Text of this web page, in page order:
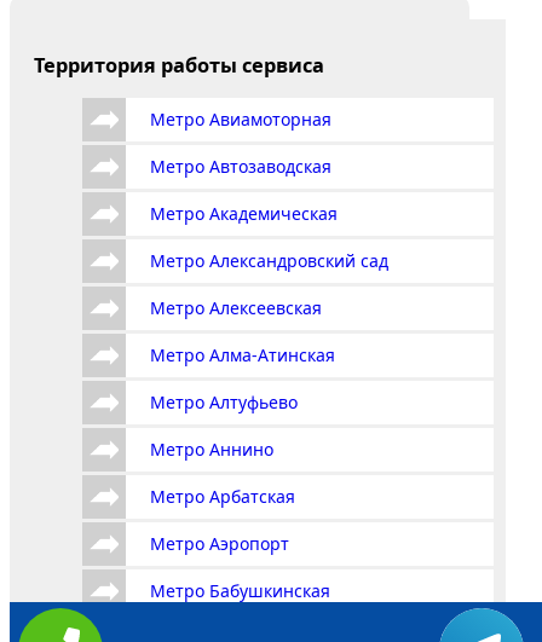
Территория работы сервиса
Метро Авиамоторная
Метро Автозаводская
Метро Академическая
Метро Александровский сад
Метро Алексеевская
Метро Алма-Атинская
Метро Алтуфьево
Метро Аннино
Метро Арбатская
Метро Аэропорт
Метро Бабушкинская